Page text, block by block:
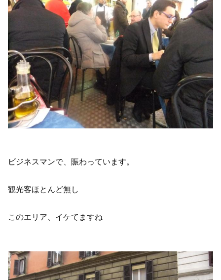
ビジネスマンで、賑わっています。
観光客ほとんど無し
このエリア、イケてますね